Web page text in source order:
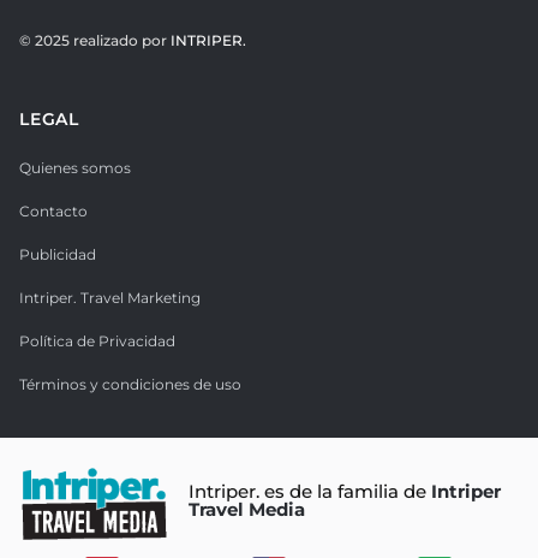
© 2025 realizado por INTRIPER.
LEGAL
Quienes somos
Contacto
Publicidad
Intriper. Travel Marketing
Política de Privacidad
Términos y condiciones de uso
Intriper. es de la familia de Intriper
Travel Media